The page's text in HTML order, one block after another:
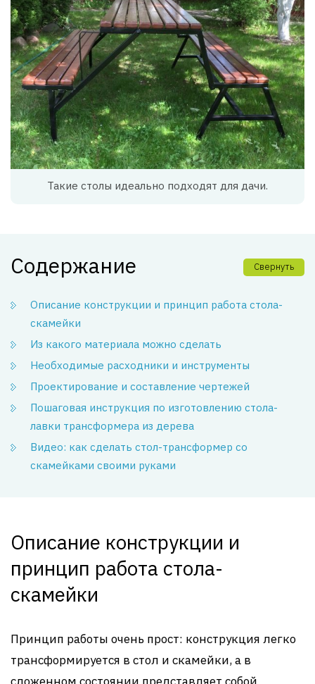
Такие столы идеально подходят для дачи.
Содержание Свернуть
Описание конструкции и принцип работа стола-
скамейки
Из какого материала можно сделать
Необходимые расходники и инструменты
Проектирование и составление чертежей
Пошаговая инструкция по изготовлению стола-
лавки трансформера из дерева
Видео: как сделать стол-трансформер со
скамейками своими руками
Описание конструкции и
принцип работа стола-
скамейки
Принцип работы очень прост: конструкция легко
трансформируется в стол и скамейки, а в